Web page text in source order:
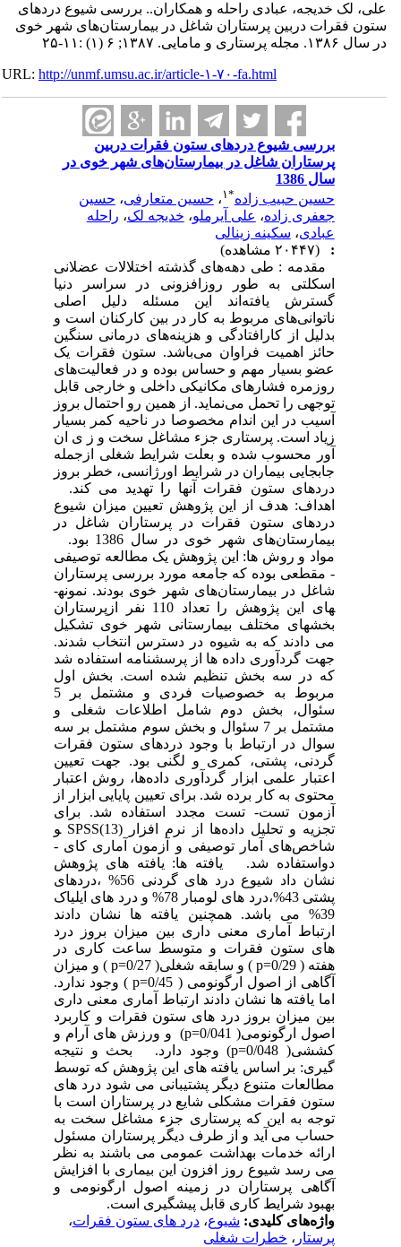
علی، لک خدیجه، عبادی راحله و همکاران.. بررسی شیوع دردهای
ستون فقرات دربین پرستاران شاغل در بیمارستان‌های شهر خوی
در سال ۱۳۸۶. مجله پرستاری و مامایی. ۱۳۸۷; ۶ (۱) :۱۱-۲۵
URL:http://unmf.umsu.ac.ir/article-۱-۷۰-fa.html
بررسی شیوع دردهای ستون فقرات دربین
پرستاران شاغل در بیمارستان‌های شهر خوی در
سال 1386
حسین حبیب زاده* ۱،حسین متعارفی،حسین
جعفری زاده،علی آیرملو،خدیجه لک،راحله
عبادی،سکینه زینالی
مقدمه : طی دهه‌های گذشته اختلالات عضلانی
اسکلتی به ‌طور روزافزونی در سراسر دنیا
گسترش یافته‌اند این مسئله دلیل اصلی
ناتوانی‌های مربوط به کار در بین کارکنان است و
بدلیل از کارافتادگی و هزینه‌های درمانی سنگین
حائز اهمیت فراوان می‌باشد. ستون فقرات یک
عضو بسیار مهم و حساس بوده و در فعالیت‌های
روزمره فشارهای مکانیکی داخلی و خارجی قابل
توجهی را تحمل می‌نماید. از همین رو احتمال بروز
آسیب در این اندام مخصوصا در ناحیه کمر بسیار
زیاد است. پرستاری جزء مشاغل سخت و ز ی ان
آور محسوب شده و بعلت شرایط شغلی ازجمله
جابجایی بیماران در شرایط اورژانسی، خطر بروز
دردهای ستون فقرات آنها را تهدید می کند.
اهداف: هدف از این پژوهش تعیین میزان شیوع
دردهای ستون فقرات در پرستاران شاغل در
بیمارستان‌های شهر خوی در سال 1386 بود.
مواد و روش ها: این پژوهش یک مطالعه توصیفی
- مقطعی بوده که جامعه مورد بررسی پرستاران
شاغل در بیمارستان‌های شهر خوی بودند. نمونه­
های این پژوهش را تعداد 110 نفر ازپرستاران
بخش­های مختلف بیمارستانی شهر خوی تشکیل
می دادند که به شیوه در دسترس انتخاب شدند.
جهت گردآوری داده ها از پرسشنامه استفاده شد
که در سه بخش تنظیم شده است. بخش اول
سئوال، بخش دوم شامل اطلاعات شغلی و
مشتمل بر 7 سئوال و بخش سوم مشتمل بر سه
سوال در ارتباط با وجود دردهای ستون فقرات
گردنی، پشتی، کمری و لگنی بود. جهت تعیین
اعتبار علمی ابزار گردآوری داده‌ها، روش اعتبار
محتوی به‌ کار برده شد. برای تعیین پایایی ابزار از
آزمون تست- تست مجدد استفاده شد. برای
تجزیه و تحلیل داده‌ها از نرم‌ افزار SPSS(13) ‍و
شاخص‌های آمار توصیفی و آزمون آماری کای ­
دواستفاده شد. یافته ها: یافته های پژوهش
نشان داد شیوع درد های گردنی 56% ،دردهای
پشتی 43%،درد های لومبار 78% و درد های ایلیاک
39% می باشد. همچنین یافته ها نشان دادند
ارتباط آماری معنی داری بین میزان بروز درد
های ستون فقرات و متوسط ساعت کاری در
هفته ( p=0/29 ) و سابقه شغلی( p=0/27 ) و میزان
آگاهی از اصول ارگونومی ( p=0/45 ) وجود ندارد.
اما یافته ها نشان دادند ارتباط آماری معنی داری
بین میزان بروز درد های ستون فقرات و کاربرد
اصول ارگونومی( p=0/041) و ورزش های آرام و
کششی( p=0/048) وجود دارد. بحث و نتیجه
گیری: بر اساس یافته های این پژوهش که توسط
مطالعات متنوع دیگر پشتیبانی می شود درد های
ستون فقرات مشکلی شایع در پرستاران است با
توجه به این که پرستاری جزء مشاغل سخت به
حساب می آید و از طرف دیگر پرستاران مسئول
ارائه خدمات بهداشت عمومی می باشند به نظر
می رسد شیوع روز افزون این بیماری با افزایش
آگاهی پرستاران در زمینه اصول ارگونومی و
بهبود شرایط کاری قابل پیشگیری است.
واژه‌های کلیدی:شیوع،درد های ستون فقرات،
پرستار، خطرات شغلی